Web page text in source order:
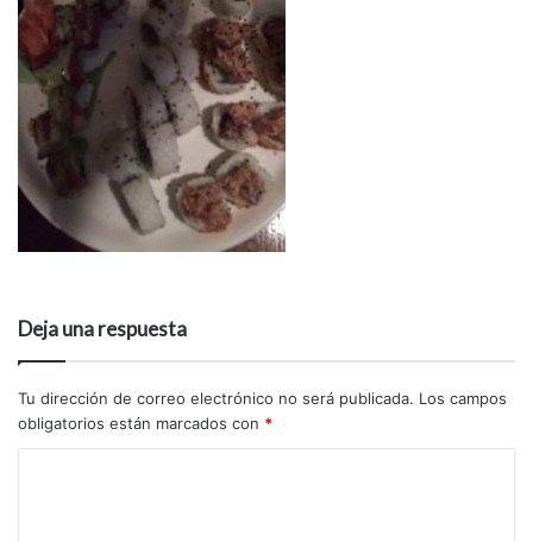
Deja una respuesta
Tu dirección de correo electrónico no será publicada. Los campos
obligatorios están marcados con *